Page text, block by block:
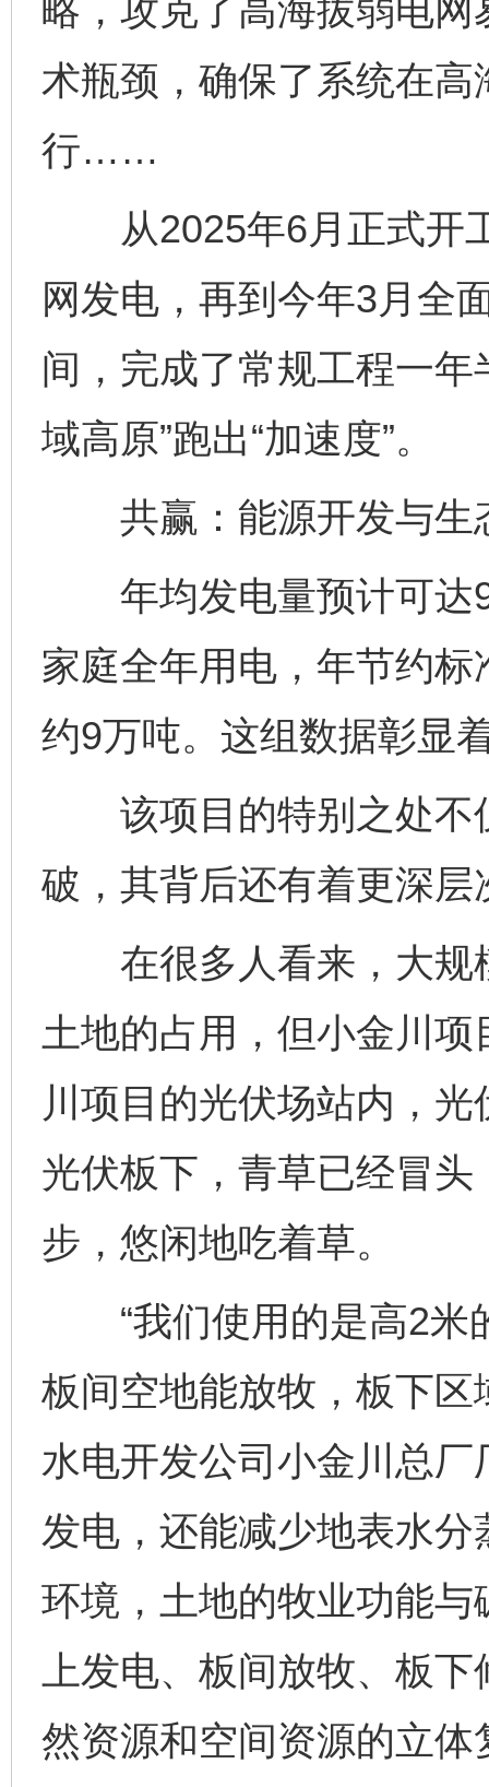
略，攻克了高海拔弱电
术瓶颈，确保了系统在
行……
从2025年6月正式开
网发电，再到今年3月全
间，完成了常规工程一
域高原”跑出“加速度”。
共赢：能源开发与生
年均发电量预计可达
家庭全年用电，年节约
约9万吨。这组数据彰显
该项目的特别之处不
破，其背后还有着更深
在很多人看来，大规
土地的占用，但小金川项
川项目的光伏场站内，光
光伏板下，青草已经冒头
步，悠闲地吃着草。
“我们使用的是高2米
板间空地能放牧，板下区
水电开发公司小金川总
发电，还能减少地表水
环境，土地的牧业功能与
上发电、板间放牧、板
然资源和空间资源的立